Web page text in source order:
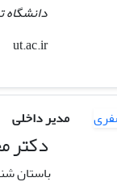
دانشگاه
hfazelin
ut.ac.ir
مدیر داخلی
دکتر
باستان